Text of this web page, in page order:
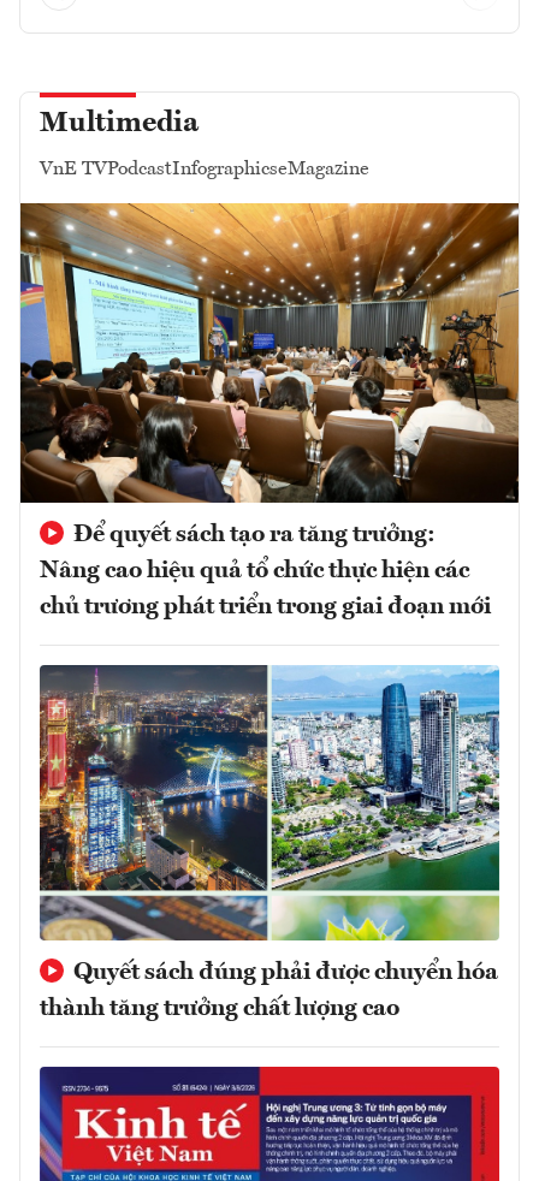
Multimedia
VnE TVPodcastInfographicseMagazine
Để quyết sách tạo ra tăng trưởng:
Nâng cao hiệu quả tổ chức thực hiện các
chủ trương phát triển trong giai đoạn mới
Quyết sách đúng phải được chuyển hóa
thành tăng trưởng chất lượng cao